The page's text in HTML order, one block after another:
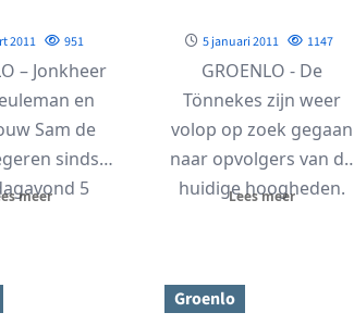
2011 951
– Jonkheer
en
Sam de
sinds
5
meer
5 januari 2011 1147
GROENLO - De
Tönnekes zijn weer
volop op zoek gegaan
naar opvolgers van de
huidige hoogheden.
Lees meer
Groenlo